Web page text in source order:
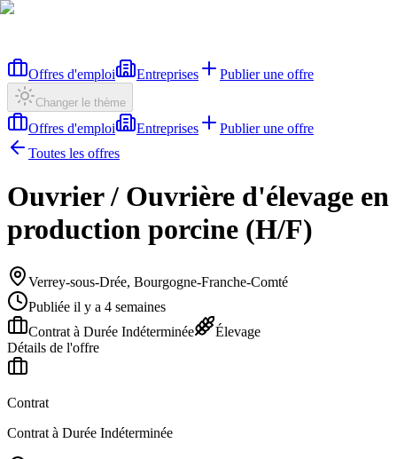
Offres d'emploi Entreprises Publier une offre
Changer le thème
Offres d'emploi Entreprises
Publier une offre
Toutes les offres
Ouvrier / Ouvrière d'élevage en
production porcine (H/F)
Verrey-sous-Drée, Bourgogne-Franche-Comté
Publiée il y a 4 semaines
Contrat à Durée Indéterminée
Élevage
Détails de l'offre
Contrat
Contrat à Durée Indéterminée